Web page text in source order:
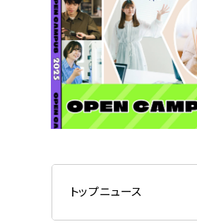
トップニュース